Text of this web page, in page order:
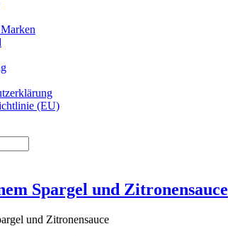
(EU)
Spargel und Zitronensauce